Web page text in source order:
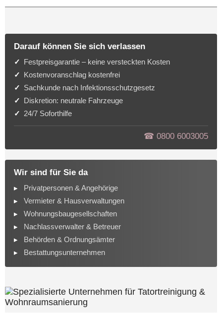
Darauf können Sie sich verlassen
Festpreisgarantie – keine versteckten Kosten
Kostenvoranschlag kostenfrei
Sachkunde nach Infektionsschutzgesetz
Diskretion: neutrale Fahrzeuge
24/7 Soforthilfe
☎︎ 0800 6003005
Wir sind für Sie da
Privatpersonen & Angehörige
Vermieter & Hausverwaltungen
Wohnungsbaugesellschaften
Nachlassverwalter & Betreuer
Behörden & Ordnungsämter
Bestattungsunternehmen